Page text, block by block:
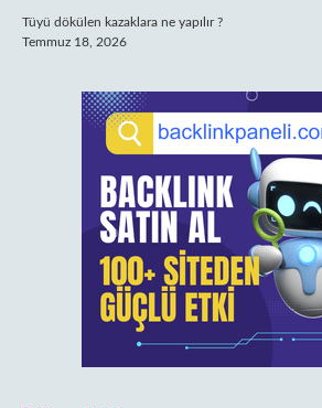
Tüyü dökülen kazaklara ne yapılır ?
Temmuz 18, 2026